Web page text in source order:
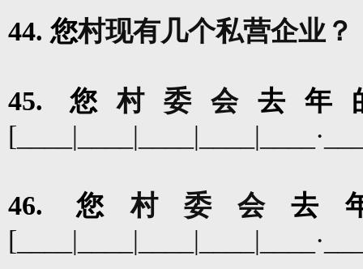
44. 您村现有几个私营企业？
45. 您村委会 去年
[____|____|____|____|____ ·
46.您村委会去
[____|____|____|____|____ ·